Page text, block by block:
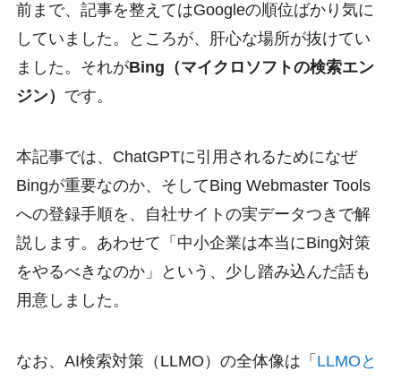
前まで、記事を整えてはGoogleの順位ばかり気に
していました。ところが、肝心な場所が抜けてい
ました。それがBing（マイクロソフトの検索エン
ジン） です。
本記事では、ChatGPTに引用されるためになぜ
Bingが重要なのか、そしてBing Webmaster Tools
への登録手順を、自社サイトの実データつきで解
説します。あわせて「中小企業は本当にBing対策
をやるべきなのか」という、少し踏み込んだ話も
用意しました。
なお、AI検索対策（LLMO）の全体像は「 LLMOと